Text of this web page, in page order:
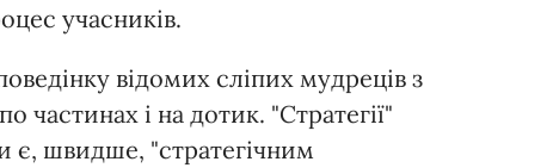
учасників.
відомих сліпих мудреців з
частинах і на дотик. "Стратегії"
є, швидше, "стратегічним